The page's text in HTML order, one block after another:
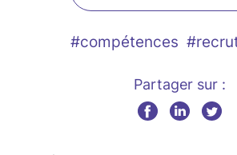
#compétences
Partager sur :